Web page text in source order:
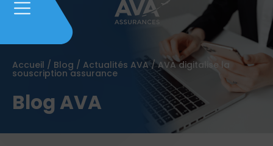
Accueil / Blog / Actualités AVA /AVA digitalise la
souscription assurance
Blog AVA